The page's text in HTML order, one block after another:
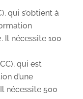
qui s’obtient à
Il nécessite 100
qui est
d’une
nécessite 500